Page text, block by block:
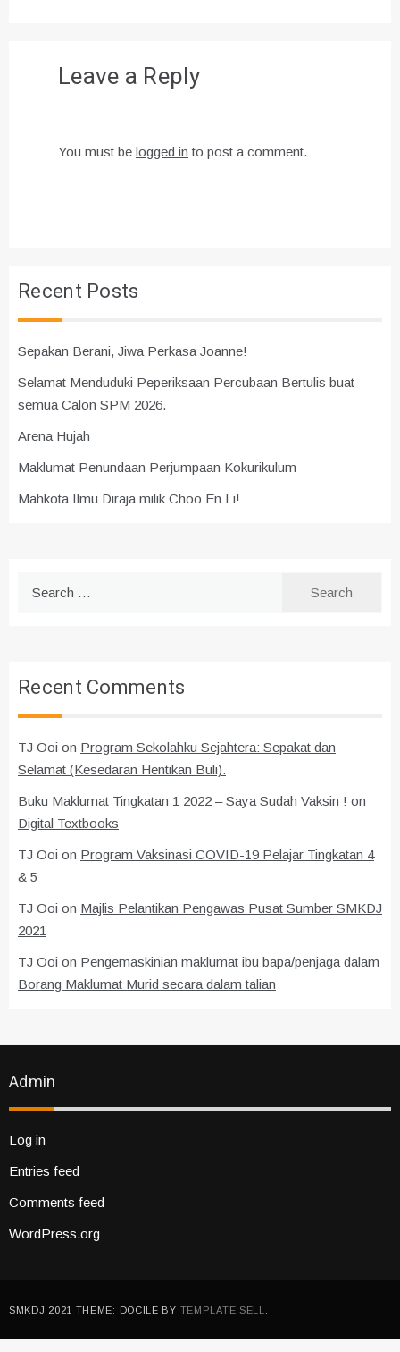
Leave a Reply
You must be logged in to post a comment.
Recent Posts
Sepakan Berani, Jiwa Perkasa Joanne!
Selamat Menduduki Peperiksaan Percubaan Bertulis buat
semua Calon SPM 2026.
Arena Hujah
Maklumat Penundaan Perjumpaan Kokurikulum
Mahkota Ilmu Diraja milik Choo En Li!
Recent Comments
TJ Ooi on Program Sekolahku Sejahtera: Sepakat dan
Selamat (Kesedaran Hentikan Buli).
Buku Maklumat Tingkatan 1 2022 – Saya Sudah Vaksin ! on
Digital Textbooks
TJ Ooi on Program Vaksinasi COVID-19 Pelajar Tingkatan 4
& 5
TJ Ooi on Majlis Pelantikan Pengawas Pusat Sumber SMKDJ
2021
TJ Ooi on Pengemaskinian maklumat ibu bapa/penjaga dalam
Borang Maklumat Murid secara dalam talian
Admin
Log in
Entries feed
Comments feed
WordPress.org
SMKDJ 2021 THEME: DOCILE BY TEMPLATE SELL